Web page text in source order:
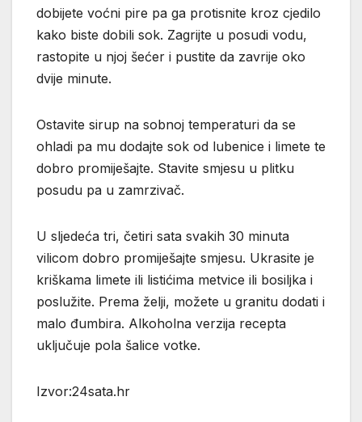
dobijete voćni pire pa ga protisnite kroz cjedilo
kako biste dobili sok. Zagrijte u posudi vodu,
rastopite u njoj šećer i pustite da zavrije oko
dvije minute.
Ostavite sirup na sobnoj temperaturi da se
ohladi pa mu dodajte sok od lubenice i limete te
dobro promiješajte. Stavite smjesu u plitku
posudu pa u zamrzivač.
U sljedeća tri, četiri sata svakih 30 minuta
vilicom dobro promiješajte smjesu. Ukrasite je
kriškama limete ili listićima metvice ili bosiljka i
poslužite. Prema želji, možete u granitu dodati i
malo đumbira. Alkoholna verzija recepta
uključuje pola šalice votke.
Izvor:24sata.hr